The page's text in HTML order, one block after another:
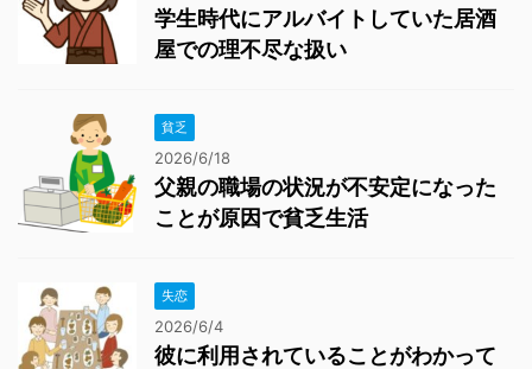
学生時代にアルバイトしていた居酒
屋での理不尽な扱い
貧乏
2026/6/18
父親の職場の状況が不安定になった
ことが原因で貧乏生活
失恋
2026/6/4
彼に利用されていることがわかって